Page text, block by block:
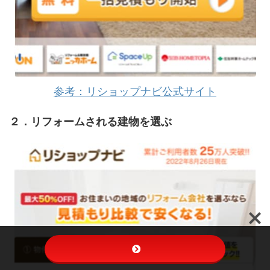
参考：リショップナビ公式サイト
２．リフォームされる建物を選ぶ